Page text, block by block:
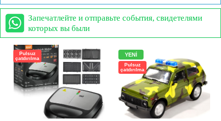
Запечатлейте и отправьте события, свидетелями
которых вы были